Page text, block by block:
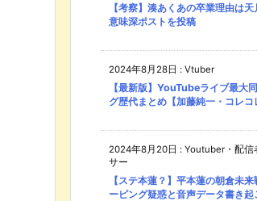
【考察】湊あくあの卒業理由は
意味深ポストを投稿
2024年8月28日 : Vtuber
【最新版】YouTubeライブ最大
グ歴代まとめ【加藤純一・コレコ
2024年8月20日 : Youtuber・配信
サー
【ステ本蓮？】平本蓮の朝倉未
ーピング疑惑と音声データ書き起